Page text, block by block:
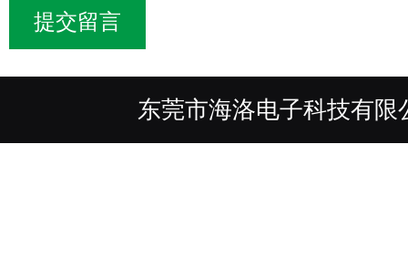
东莞市海洛电子科技有限